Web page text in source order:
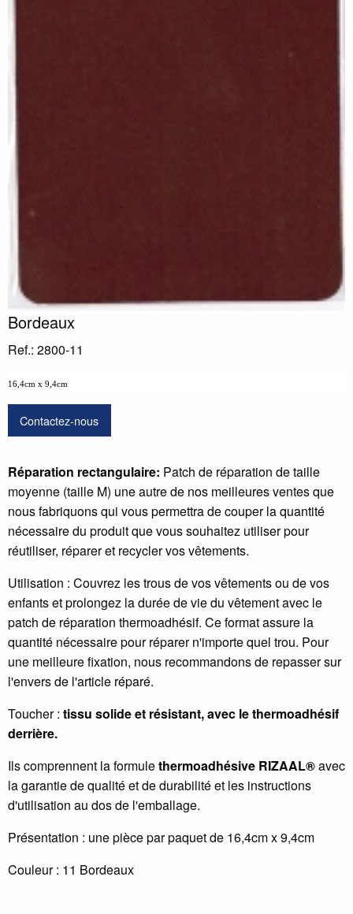
Bordeaux
Ref.: 2800-11
16,4cm x 9,4cm
Contactez-nous
Réparation rectangulaire: Patch de réparation de taille
moyenne (taille M) une autre de nos meilleures ventes que
nous fabriquons qui vous permettra de couper la quantité
nécessaire du produit que vous souhaitez utiliser pour
réutiliser, réparer et recycler vos vêtements.
Utilisation : Couvrez les trous de vos vêtements ou de vos
enfants et prolongez la durée de vie du vêtement avec le
patch de réparation thermoadhésif. Ce format assure la
quantité nécessaire pour réparer n'importe quel trou. Pour
une meilleure fixation, nous recommandons de repasser sur
l'envers de l'article réparé.
Toucher : tissu solide et résistant, avec le thermoadhésif
derrière.
Ils comprennent la formulethermoadhésive RIZAAL®avec
la garantie de qualité et de durabilité et les instructions
d'utilisation au dos de l'emballage.
Présentation : une pièce par paquet de 16,4cm x 9,4cm
Couleur : 11 Bordeaux